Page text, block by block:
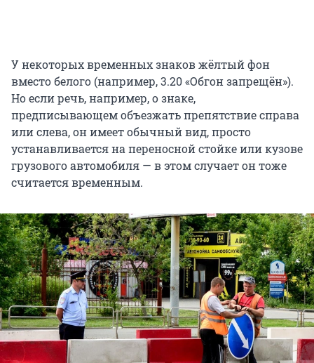
У некоторых временных знаков жёлтый фон
вместо белого (например, 3.20 «Обгон запрещён»).
Но если речь, например, о знаке,
предписывающем объезжать препятствие справа
или слева, он имеет обычный вид, просто
устанавливается на переносной стойке или кузове
грузового автомобиля — в этом случает он тоже
считается временным.